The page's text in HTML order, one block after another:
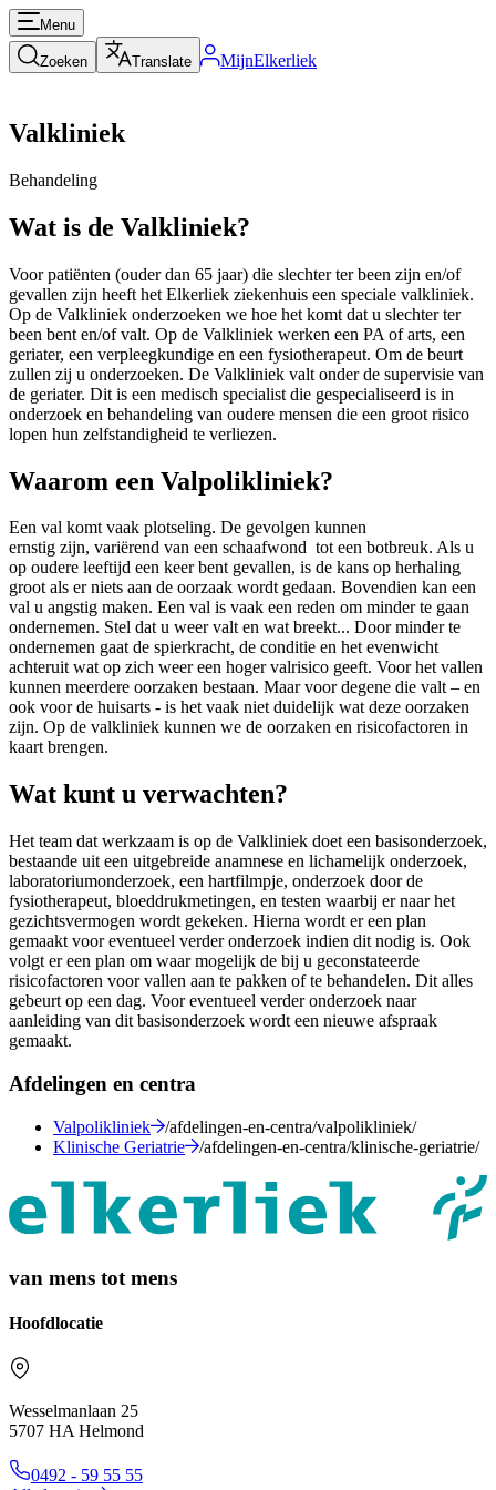
Menu
Zoeken Translate MijnElkerliek
Valkliniek
Behandeling
Wat is de Valkliniek?
Voor patiënten (ouder dan 65 jaar) die slechter ter been zijn en/of
gevallen zijn heeft het Elkerliek ziekenhuis een speciale valkliniek.
Op de Valkliniek onderzoeken we hoe het komt dat u slechter ter
been bent en/of valt. Op de Valkliniek werken een PA of arts, een
geriater, een verpleegkundige en een fysiotherapeut. Om de beurt
zullen zij u onderzoeken. De Valkliniek valt onder de supervisie van
de geriater. Dit is een medisch specialist die gespecialiseerd is in
onderzoek en behandeling van oudere mensen die een groot risico
lopen hun zelfstandigheid te verliezen.
Waarom een Valpolikliniek?
Een val komt vaak plotseling. De gevolgen kunnen
ernstig zijn, variërend van een schaafwond tot een botbreuk. Als u
op oudere leeftijd een keer bent gevallen, is de kans op herhaling
groot als er niets aan de oorzaak wordt gedaan. Bovendien kan een
val u angstig maken. Een val is vaak een reden om minder te gaan
ondernemen. Stel dat u weer valt en wat breekt... Door minder te
ondernemen gaat de spierkracht, de conditie en het evenwicht
achteruit wat op zich weer een hoger valrisico geeft. Voor het vallen
kunnen meerdere oorzaken bestaan. Maar voor degene die valt – en
ook voor de huisarts - is het vaak niet duidelijk wat deze oorzaken
zijn. Op de valkliniek kunnen we de oorzaken en risicofactoren in
kaart brengen.
Wat kunt u verwachten?
Het team dat werkzaam is op de Valkliniek doet een basisonderzoek,
bestaande uit een uitgebreide anamnese en lichamelijk onderzoek,
laboratoriumonderzoek, een hartfilmpje, onderzoek door de
fysiotherapeut, bloeddrukmetingen, en testen waarbij er naar het
gezichtsvermogen wordt gekeken. Hierna wordt er een plan
gemaakt voor eventueel verder onderzoek indien dit nodig is. Ook
volgt er een plan om waar mogelijk de bij u geconstateerde
risicofactoren voor vallen aan te pakken of te behandelen. Dit alles
gebeurt op een dag. Voor eventueel verder onderzoek naar
aanleiding van dit basisonderzoek wordt een nieuwe afspraak
gemaakt.
Afdelingen en centra
Valpolikliniek
/afdelingen-en-centra/valpolikliniek/
Klinische Geriatrie
/afdelingen-en-centra/klinische-geriatrie/
van mens tot mens
Hoofdlocatie
Wesselmanlaan 25
5707 HA Helmond
0492 - 59 55 55